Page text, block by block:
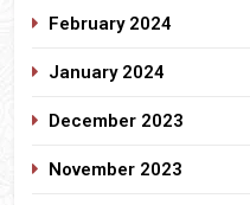
February 2024
January 2024
December 2023
November 2023